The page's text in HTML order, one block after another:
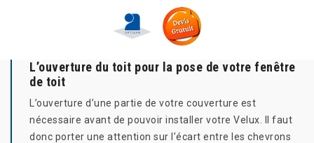
L’ouverture du toit pour la pose de votre fenêtre
de toit
L’ouverture d’une partie de votre couverture est
nécessaire avant de pouvoir installer votre Velux. Il faut
donc porter une attention sur l’écart entre les chevrons